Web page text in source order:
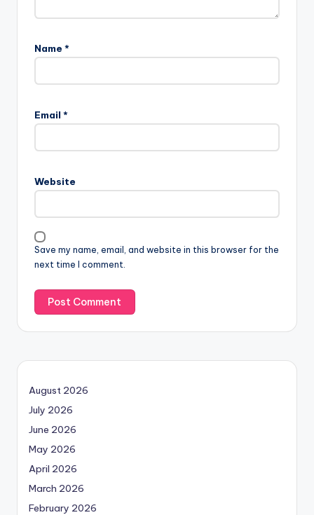
Name *
Email *
Website
Save my name, email, and website in this browser for the
next time I comment.
August 2026
July 2026
June 2026
May 2026
April 2026
March 2026
February 2026